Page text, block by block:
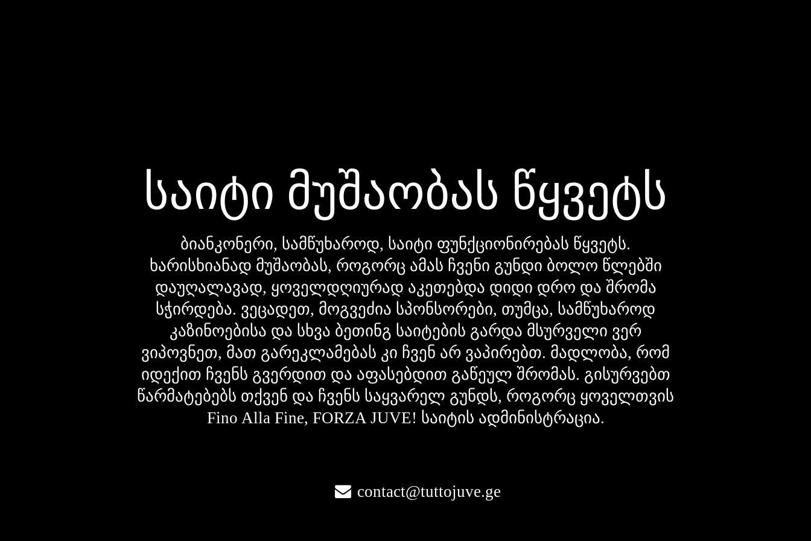
საიტი მუშაობას წყვეტს
ბიანკონერი, სამწუხაროდ, საიტი ფუნქციონირებას წყვეტს.
ხარისხიანად მუშაობას, როგორც ამას ჩვენი გუნდი ბოლო წლებში
დაუღალავად, ყოველდღიურად აკეთებდა დიდი დრო და შრომა
სჭირდება. ვეცადეთ, მოგვეძია სპონსორები, თუმცა, სამწუხაროდ
კაზინოებისა და სხვა ბეთინგ საიტების გარდა მსურველი ვერ
ვიპოვნეთ, მათ გარეკლამებას კი ჩვენ არ ვაპირებთ. მადლობა, რომ
იდექით ჩვენს გვერდით და აფასებდით გაწეულ შრომას. გისურვებთ
წარმატებებს თქვენ და ჩვენს საყვარელ გუნდს, როგორც ყოველთვის
Fino Alla Fine, FORZA JUVE! საიტის ადმინისტრაცია.
contact@tuttojuve.ge